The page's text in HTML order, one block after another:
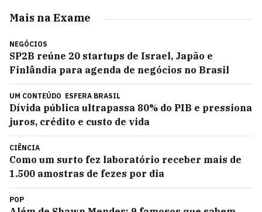
Mais na Exame
NEGÓCIOS
SP2B reúne 20 startups de Israel, Japão e
Finlândia para agenda de negócios no Brasil
UM CONTEÚDO ESFERA BRASIL
Dívida pública ultrapassa 80% do PIB e pressiona
juros, crédito e custo de vida
CIÊNCIA
Como um surto fez laboratório receber mais de
1.500 amostras de fezes por dia
POP